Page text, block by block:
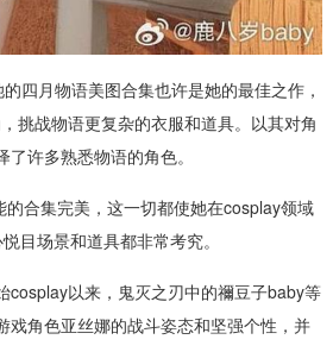
四月物语美图合集也许是她的最佳之作，
挑战物语更复杂的衣服和道具。以其对角
许多熟悉物语的角色。
合集完美，这一切都使她在cosplay领域
目场景和道具都非常考究。
cosplay以来，鬼灭之刃中的禰豆子baby等
角色亚丝娜的战斗姿态和坚强个性，并